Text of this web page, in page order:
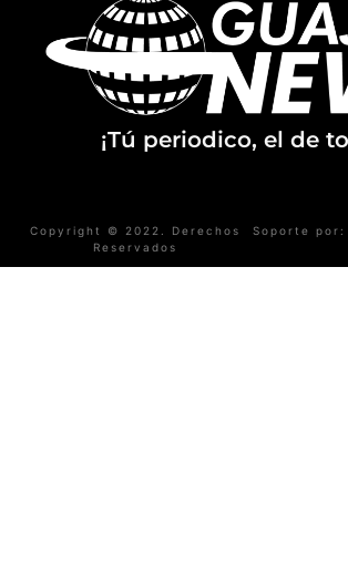
¡Tú periodico, el de
Copyright © 2022. Derechos
Reservados
Soporte por: